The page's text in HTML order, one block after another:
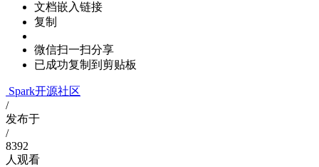
文档嵌入链接
复制
微信扫一扫分享
已成功复制到剪贴板
Spark开源社区
/
发布于
/
8392
人观看